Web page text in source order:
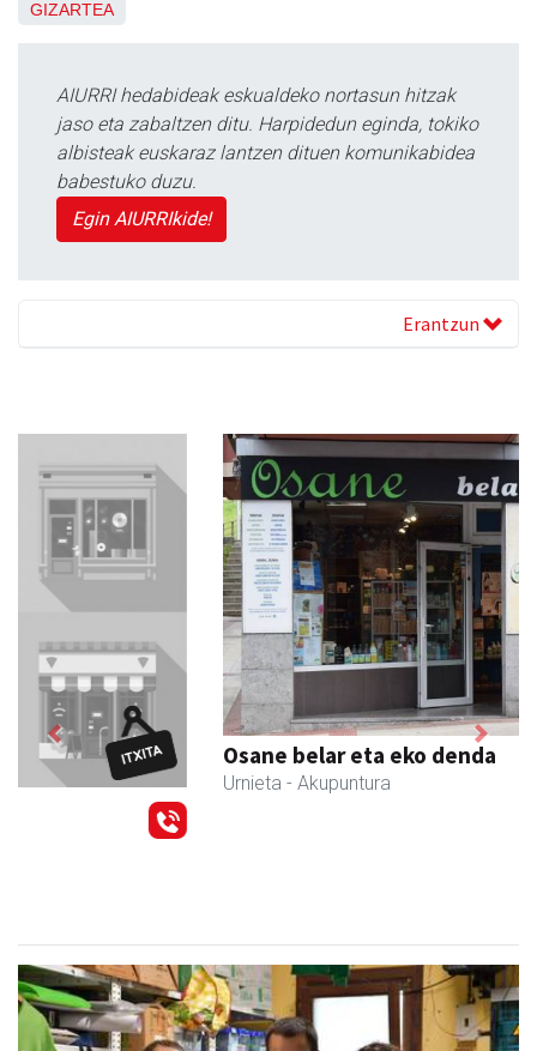
GIZARTEA
AIURRI hedabideak eskualdeko nortasun hitzak
jaso eta zabaltzen ditu. Harpidedun eginda, tokiko
albisteak euskaraz lantzen dituen komunikabidea
babestuko duzu.
Egin AIURRIkide!
Erantzun
Osane belar eta eko denda
Urnieta - Akupuntura
Previous Next